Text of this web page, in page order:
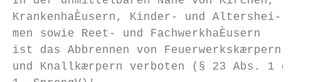
KrankenhaÈusern, Kinder- und Altershei-
men sowie Reet- und FachwerkhaÈusern
ist das Abbrennen von
und Knallkærpern verboten (§ 23 Abs. 1 der